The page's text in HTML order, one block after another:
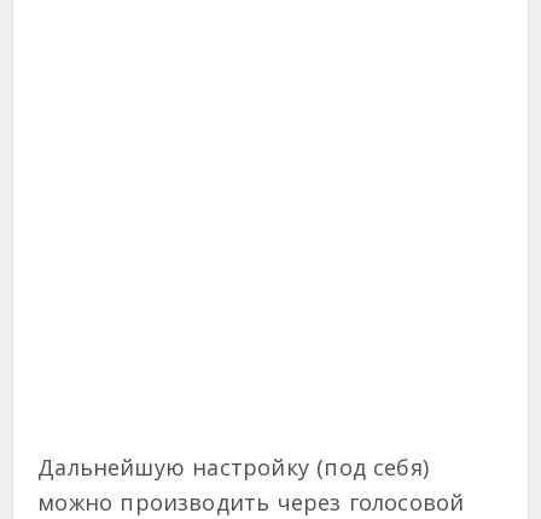
Дальнейшую настройку (под себя)
можно производить через голосовой